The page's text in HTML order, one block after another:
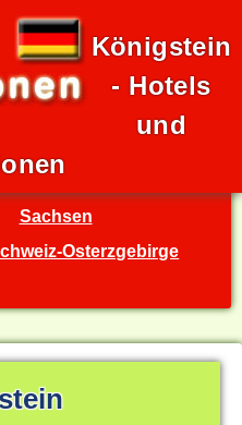
Königstein
- Hotels
und
Sachsen
Osterzgebirge